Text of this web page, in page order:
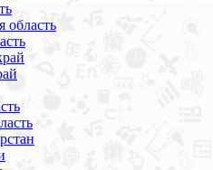
область